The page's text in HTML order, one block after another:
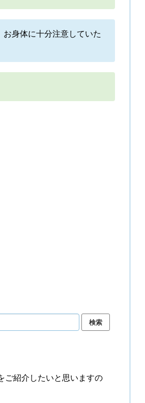
身体に十分注意していた
ご紹介したいと思いますの